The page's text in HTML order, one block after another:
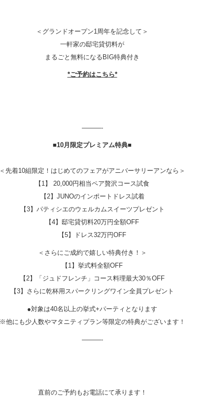
＜グランドオープン1周年を記念して＞
一軒家の邸宅貸切料が
まるごと無料になるBIG特典付き
*ご予約はこちら*
———-
■10月限定プレミアム特典■
＜先着10組限定！はじめてのフェアがアニバーサリーアンなら＞
【1】 20,000円相当ペア贅沢コース試食
【2】JUNOのインポートドレス試着
【3】パティシエのウェルカムスイーツプレゼント
【4】邸宅貸切料20万円全額OFF
【5】ドレス32万円OFF
＜さらにご成約で嬉しい特典付き！＞
【1】挙式料全額OFF
【2】「ジュドフレンチ」コース料理最大30％OFF
【3】さらに乾杯用スパークリングワイン全員プレゼント
●対象は40名以上の挙式+パーティとなります
※他にも少人数やマタニティプラン等限定の特典がございます！
———-
直前のご予約もお電話にて承ります！